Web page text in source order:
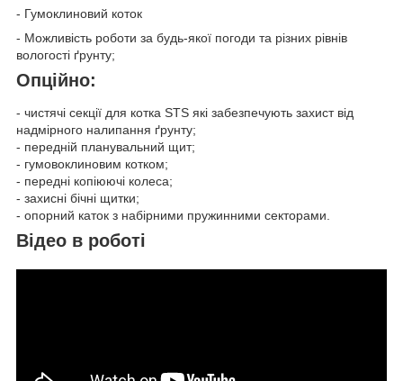
- Гумоклиновий коток
- Можливість роботи за будь-якої погоди та різних рівнів
вологості ґрунту;
Опційно:
- чистячі секції для котка STS які забезпечують захист від
надмірного налипання ґрунту;
- передній планувальний щит;
- гумовоклиновим котком;
- передні копіюючі колеса;
- захисні бічні щитки;
- опорний каток з набірними пружинними секторами.
Відео в роботі